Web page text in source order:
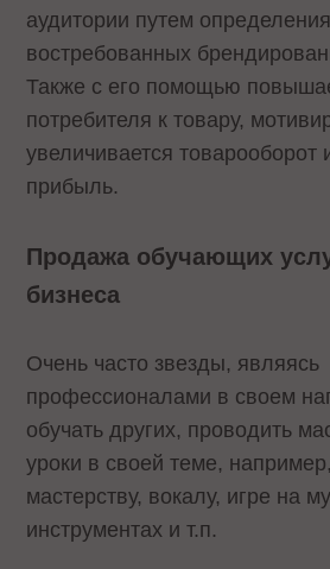
аудитории путем
востребованных
Также с его помощью
потребителя к товару,
увеличивается товарооборот
прибыль.
Продажа обучающих
бизнеса
Очень часто звезды, являясь
профессионалами в своем
обучать других, проводить
уроки в своей теме,
мастерству, вокалу, игре на
инструментах и т.п.